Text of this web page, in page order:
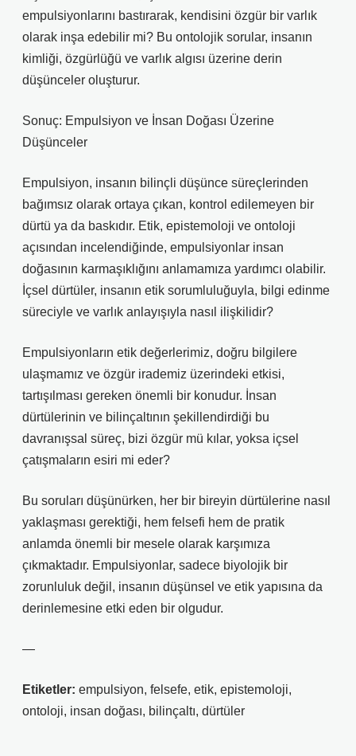
empulsiyonlarını bastırarak, kendisini özgür bir varlık
olarak inşa edebilir mi? Bu ontolojik sorular, insanın
kimliği, özgürlüğü ve varlık algısı üzerine derin
düşünceler oluşturur.
Sonuç: Empulsiyon ve İnsan Doğası Üzerine
Düşünceler
Empulsiyon, insanın bilinçli düşünce süreçlerinden
bağımsız olarak ortaya çıkan, kontrol edilemeyen bir
dürtü ya da baskıdır. Etik, epistemoloji ve ontoloji
açısından incelendiğinde, empulsiyonlar insan
doğasının karmaşıklığını anlamamıza yardımcı olabilir.
İçsel dürtüler, insanın etik sorumluluğuyla, bilgi edinme
süreciyle ve varlık anlayışıyla nasıl ilişkilidir?
Empulsiyonların etik değerlerimiz, doğru bilgilere
ulaşmamız ve özgür irademiz üzerindeki etkisi,
tartışılması gereken önemli bir konudur. İnsan
dürtülerinin ve bilinçaltının şekillendirdiği bu
davranışsal süreç, bizi özgür mü kılar, yoksa içsel
çatışmaların esiri mi eder?
Bu soruları düşünürken, her bir bireyin dürtülerine nasıl
yaklaşması gerektiği, hem felsefi hem de pratik
anlamda önemli bir mesele olarak karşımıza
çıkmaktadır. Empulsiyonlar, sadece biyolojik bir
zorunluluk değil, insanın düşünsel ve etik yapısına da
derinlemesine etki eden bir olgudur.
—
Etiketler: empulsiyon, felsefe, etik, epistemoloji,
ontoloji, insan doğası, bilinçaltı, dürtüler